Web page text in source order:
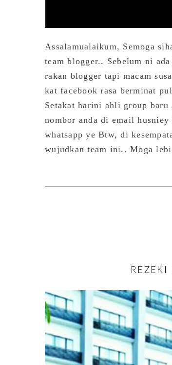
Assalamualaikum, Semoga
team blogger.. Sebelum ni
rakan blogger tapi macam
kat facebook rasa berminat
Setakat harini ahli group
nombor anda di email
whatsapp ye Btw, di
wujudkan team ini.. Moga